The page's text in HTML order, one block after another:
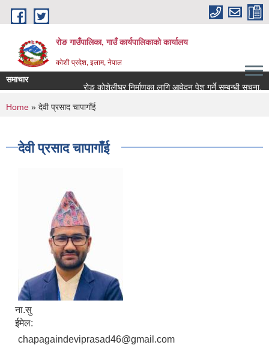
Skip to main content
रोङ गाउँपालिका, गाउँ कार्यपालिकाको कार्यालय
कोशी प्रदेश, इलाम, नेपाल
समाचार
रोङ कोशेलीघर निर्माणका लागि आवेदन पेश गर्ने सम्बन्धी सूचना.
You are here
Home » देवी प्रसाद चापागाँई
देवी प्रसाद चापागाँई
ना.सु
ईमेल:
chapagaindeviprasad46@gmail.com